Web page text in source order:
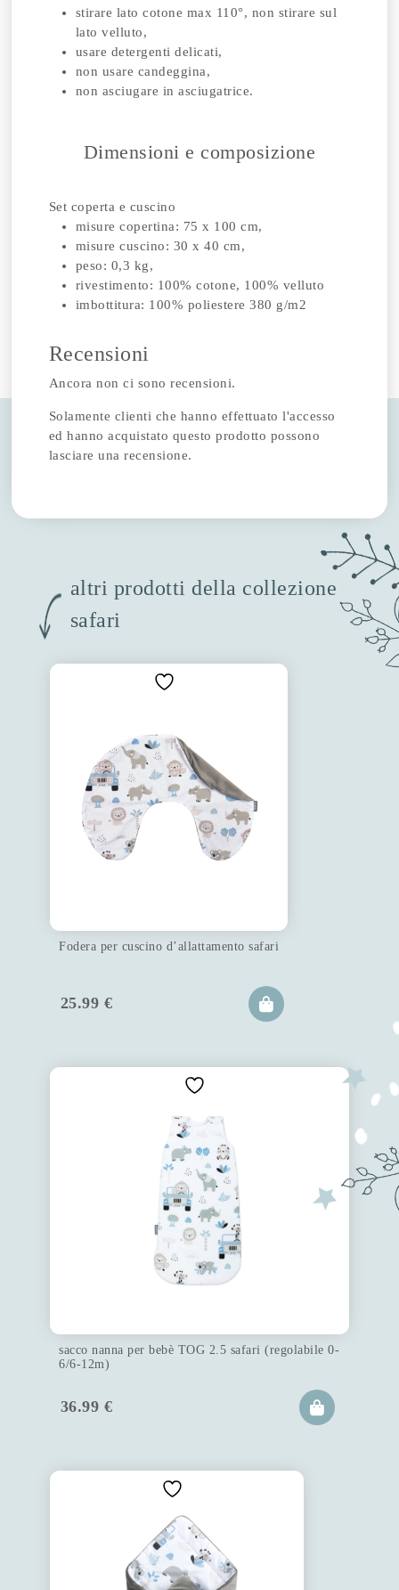
stirare lato cotone max 110°, non stirare sul
lato velluto,
usare detergenti delicati,
non usare candeggina,
non asciugare in asciugatrice.
Dimensioni e composizione
Set coperta e cuscino
misure copertina: 75 x 100 cm,
misure cuscino: 30 x 40 cm,
peso: 0,3 kg,
rivestimento: 100% cotone, 100% velluto
imbottitura: 100% poliestere 380 g/m2
Recensioni
Ancora non ci sono recensioni.
Solamente clienti che hanno effettuato l'accesso
ed hanno acquistato questo prodotto possono
lasciare una recensione.
altri prodotti della collezione
safari
Fodera per cuscino d’allattamento safari
25.99 €
sacco nanna per bebè TOG 2.5 safari (regolabile 0-
6/6-12m)
36.99 €